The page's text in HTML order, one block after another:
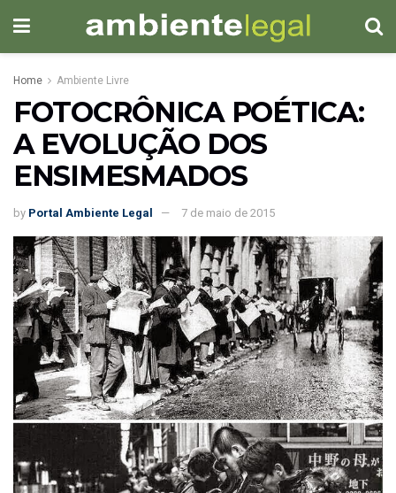
Home Ambiente Livre
FOTOCRÔNICA POÉTICA:
A EVOLUÇÃO DOS
ENSIMESMADOS
by Portal Ambiente Legal 7 de maio de 2015